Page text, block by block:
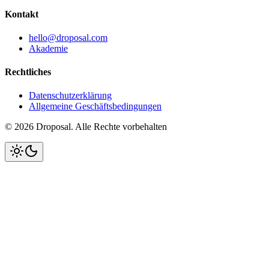
Kontakt
hello@droposal.com
Akademie
Rechtliches
Datenschutzerklärung
Allgemeine Geschäftsbedingungen
© 2026 Droposal. Alle Rechte vorbehalten